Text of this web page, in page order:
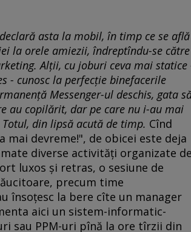
asta la mobil, în timp ce se află
la orele amiezii, îndreptîndu-se către
Alţii, cu joburi ceva mai statice
- cunosc la perfecţie binefacerile
Messenger-ul deschis, gata
au copilărit, dar pe care nu i-au mai
din lipsă acută de timp. Cînd
mai devreme!", de obicei este deja
diverse activităţi organizate
luxos şi retras, o sesiune de
precum time
însoţesc la bere cîte un manager
aici un sistem-informatic-
sau PPM-uri pînă la ore tîrzii din